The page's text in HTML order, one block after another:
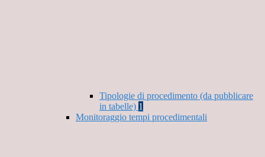
Tipologie di procedimento (da pubblicare
in tabelle) 1
Monitoraggio tempi procedimentali